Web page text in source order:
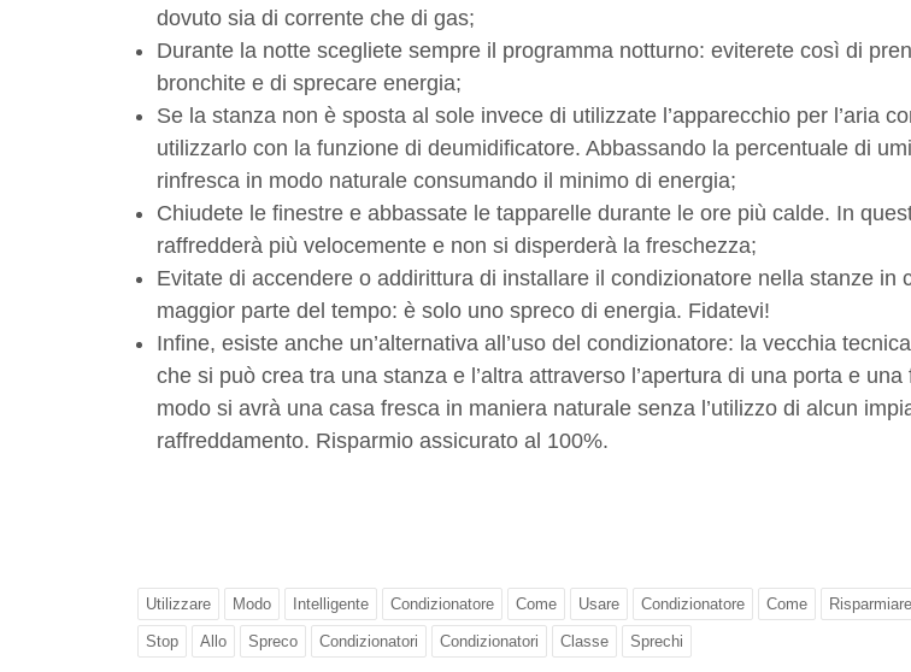
dovuto sia di corrente che di gas;
Durante la notte scegliete sempre il programma notturno: eviterete così di
bronchite e di sprecare energia;
Se la stanza non è sposta al sole invece di utilizzate l’apparecchio per l’aria
utilizzarlo con la funzione di deumidificatore. Abbassando la percentuale di
rinfresca in modo naturale consumando il minimo di energia;
Chiudete le finestre e abbassate le tapparelle durante le ore più calde. In
raffredderà più velocemente e non si disperderà la freschezza;
Evitate di accendere o addirittura di installare il condizionatore nella stanze in
maggior parte del tempo: è solo uno spreco di energia. Fidatevi!
Infine, esiste anche un’alternativa all’uso del condizionatore: la vecchia
che si può crea tra una stanza e l’altra attraverso l’apertura di una porta e
modo si avrà una casa fresca in maniera naturale senza l’utilizzo di alcun
raffreddamento. Risparmio assicurato al 100%.
Utilizzare Modo Intelligente Condizionatore Come Usare Condizionatore Come Risparmiare
Stop Allo Spreco Condizionatori Condizionatori Classe Sprechi